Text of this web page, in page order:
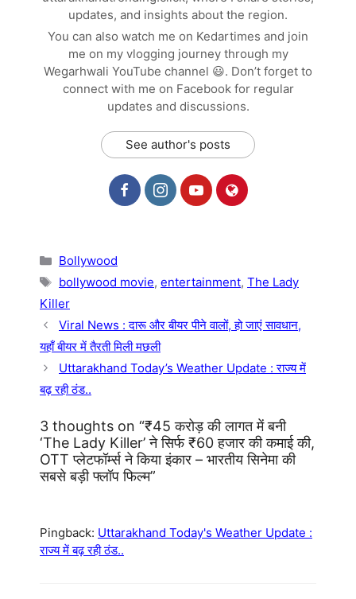
updates, and insights about the region.
You can also watch me on Kedartimes and join
me on my vlogging journey through my
Wegarhwali YouTube channel 😃. Don’t forget to
connect with me on Facebook for regular
updates and discussions.
See author's posts
Categories
Bollywood
Tags
bollywood movie, entertainment, The Lady
Killer
Viral News : दारू और बीयर पीने वालों, हो जाएं सावधान,
यहाँ बीयर में तैरती मिली मछली
Uttarakhand Today’s Weather Update : राज्य में
बढ़ रही ठंड..
3 thoughts on “₹45 करोड़ की लागत में बनी
‘The Lady Killer’ ने सिर्फ ₹60 हजार की कमाई की,
OTT प्लेटफॉर्म्स ने किया इंकार – भारतीय सिनेमा की
सबसे बड़ी फ्लॉप फिल्म”
Pingback: Uttarakhand Today's Weather Update :
राज्य में बढ़ रही ठंड..